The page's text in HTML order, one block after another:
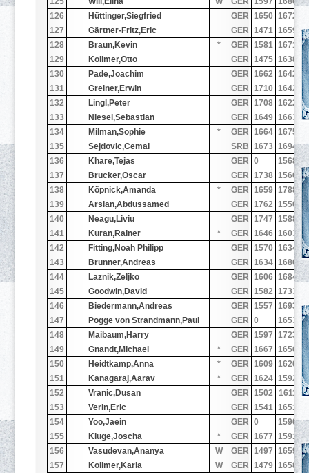
126
Hüttinger,Siegfried GER 1650 1672
127
Gärtner-Fritz,Eric GER 1471 1659
128
Braun,Kevin * GER 1581 1671
129
Kollmer,Otto GER 1475 1638
130
Pade,Joachim GER 1662 1642
131
Greiner,Erwin GER 1710 1642
132
Lingl,Peter GER 1708 1622
133
Niesel,Sebastian GER 1649 1663
134
Milman,Sophie * GER 1664 1675
135
Sejdovic,Cemal SRB 1673 1694
136
Khare,Tejas GER 0 1568
137
Brucker,Oscar GER 1738 1566
138
Köpnick,Amanda * GER 1659 1788
139
Arslan,Abdussamed GER 1762 1550
140
Neagu,Liviu GER 1747 1588
141
Kuran,Rainer * GER 1646 1603
142
Fitting,Noah Philipp GER 1570 1634
143
Brunner,Andreas GER 1634 1686
144
Laznik,Zeljko GER 1606 1684
145
Goodwin,David GER 1582 1733
146
Biedermann,Andreas GER 1557 1693
147
Pogge von Strandmann,Paul GER 0 1653
148
Maibaum,Harry GER 1597 1723
149
Gnandt,Michael * GER 1667 1656
150
Heidtkamp,Anna * GER 1609 1620
151
Kanagaraj,Aarav * GER 1624 1592
152
Vranic,Dusan GER 1502 1611
153
Verin,Eric GER 1541 1651
154
Yoo,Jaein GER 0 1590
155
Kluge,Joscha * GER 1677 1591
156
Vasudevan,Ananya W GER 1497 1659
157
Kollmer,Karla W GER 1479 1658